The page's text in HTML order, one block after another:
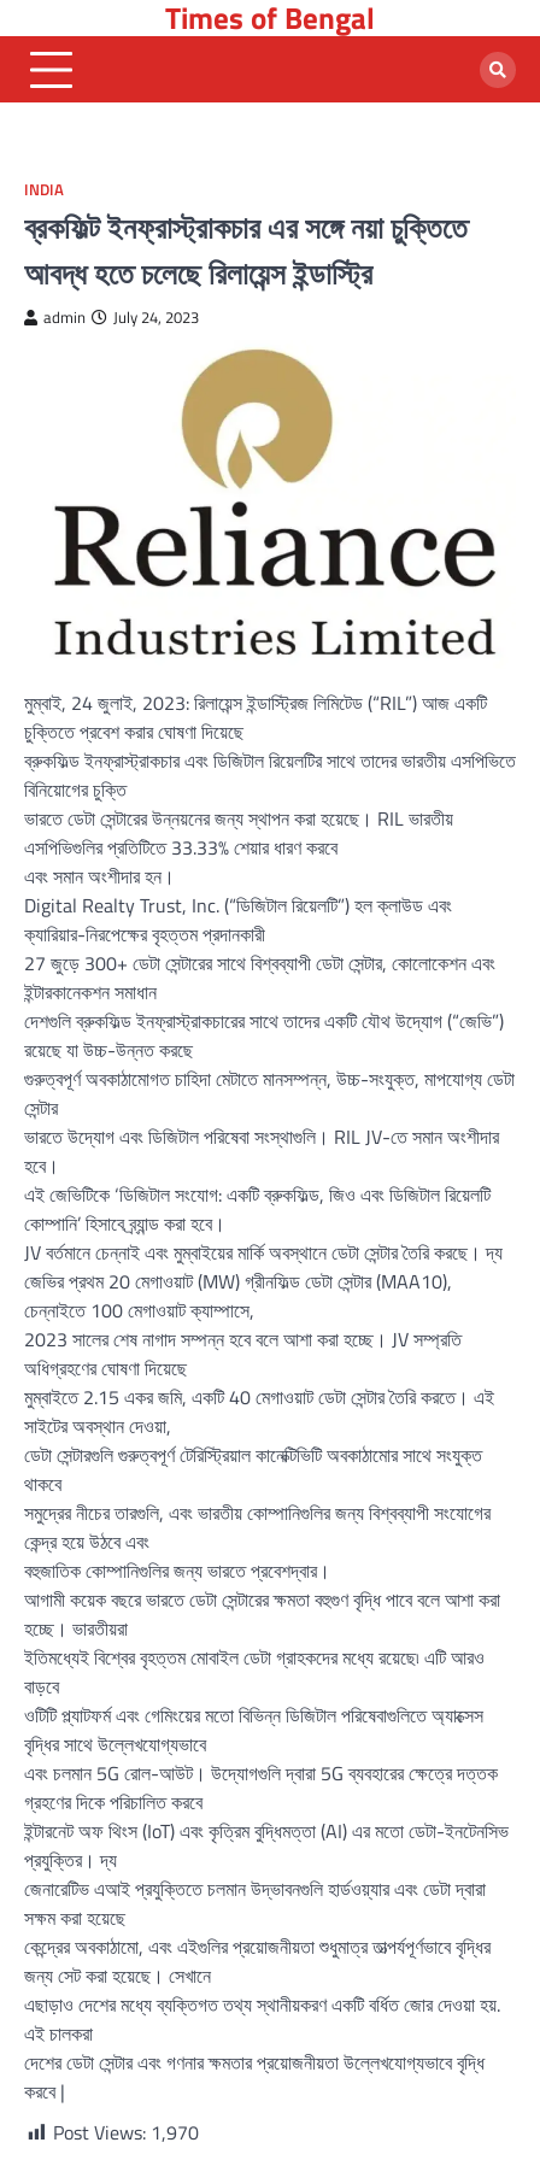
to
content
Times of Bengal
INDIA
ব্রকফিল্ট ইনফ্রাস্ট্রাকচার এর সঙ্গে নয়া চুক্তিতে
আবদ্ধ হতে চলেছে রিলায়েন্স ইন্ডাস্ট্রি
admin July 24, 2023
মুম্বাই, 24 জুলাই, 2023: রিলায়েন্স ইন্ডাস্ট্রিজ লিমিটেড (“RIL”) আজ একটি
চুক্তিতে প্রবেশ করার ঘোষণা দিয়েছে
ব্রুকফিল্ড ইনফ্রাস্ট্রাকচার এবং ডিজিটাল রিয়েলটির সাথে তাদের ভারতীয় এসপিভিতে
বিনিয়োগের চুক্তি
ভারতে ডেটা সেন্টারের উন্নয়নের জন্য স্থাপন করা হয়েছে। RIL ভারতীয়
এসপিভিগুলির প্রতিটিতে 33.33% শেয়ার ধারণ করবে
এবং সমান অংশীদার হন।
Digital Realty Trust, Inc. (“ডিজিটাল রিয়েলটি”) হল ক্লাউড এবং
ক্যারিয়ার-নিরপেক্ষের বৃহত্তম প্রদানকারী
27 জুড়ে 300+ ডেটা সেন্টারের সাথে বিশ্বব্যাপী ডেটা সেন্টার, কোলোকেশন এবং
ইন্টারকানেকশন সমাধান
দেশগুলি ব্রুকফিল্ড ইনফ্রাস্ট্রাকচারের সাথে তাদের একটি যৌথ উদ্যোগ (“জেভি”)
রয়েছে যা উচ্চ-উন্নত করছে
গুরুত্বপূর্ণ অবকাঠামোগত চাহিদা মেটাতে মানসম্পন্ন, উচ্চ-সংযুক্ত, মাপযোগ্য ডেটা
সেন্টার
ভারতে উদ্যোগ এবং ডিজিটাল পরিষেবা সংস্থাগুলি। RIL JV-তে সমান অংশীদার
হবে।
এই জেভিটিকে ‘ডিজিটাল সংযোগ: একটি ব্রুকফিল্ড, জিও এবং ডিজিটাল রিয়েলটি
কোম্পানি’ হিসাবে ব্র্যান্ড করা হবে।
JV বর্তমানে চেন্নাই এবং মুম্বাইয়ের মার্কি অবস্থানে ডেটা সেন্টার তৈরি করছে। দ্য
জেভির প্রথম 20 মেগাওয়াট (MW) গ্রীনফিল্ড ডেটা সেন্টার (MAA10),
চেন্নাইতে 100 মেগাওয়াট ক্যাম্পাসে,
2023 সালের শেষ নাগাদ সম্পন্ন হবে বলে আশা করা হচ্ছে। JV সম্প্রতি
অধিগ্রহণের ঘোষণা দিয়েছে
মুম্বাইতে 2.15 একর জমি, একটি 40 মেগাওয়াট ডেটা সেন্টার তৈরি করতে। এই
সাইটের অবস্থান দেওয়া,
ডেটা সেন্টারগুলি গুরুত্বপূর্ণ টেরিস্ট্রিয়াল কানেক্টিভিটি অবকাঠামোর সাথে সংযুক্ত
থাকবে
সমুদ্রের নীচের তারগুলি, এবং ভারতীয় কোম্পানিগুলির জন্য বিশ্বব্যাপী সংযোগের
কেন্দ্র হয়ে উঠবে এবং
বহুজাতিক কোম্পানিগুলির জন্য ভারতে প্রবেশদ্বার।
আগামী কয়েক বছরে ভারতে ডেটা সেন্টারের ক্ষমতা বহুগুণ বৃদ্ধি পাবে বলে আশা করা
হচ্ছে। ভারতীয়রা
ইতিমধ্যেই বিশ্বের বৃহত্তম মোবাইল ডেটা গ্রাহকদের মধ্যে রয়েছে৷ এটি আরও
বাড়বে
ওটিটি প্ল্যাটফর্ম এবং গেমিংয়ের মতো বিভিন্ন ডিজিটাল পরিষেবাগুলিতে অ্যাক্সেস
বৃদ্ধির সাথে উল্লেখযোগ্যভাবে
এবং চলমান 5G রোল-আউট। উদ্যোগগুলি দ্বারা 5G ব্যবহারের ক্ষেত্রে দত্তক
গ্রহণের দিকে পরিচালিত করবে
ইন্টারনেট অফ থিংস (IoT) এবং কৃত্রিম বুদ্ধিমত্তা (AI) এর মতো ডেটা-ইনটেনসিভ
প্রযুক্তির। দ্য
জেনারেটিভ এআই প্রযুক্তিতে চলমান উদ্ভাবনগুলি হার্ডওয়্যার এবং ডেটা দ্বারা
সক্ষম করা হয়েছে
কেন্দ্রের অবকাঠামো, এবং এইগুলির প্রয়োজনীয়তা শুধুমাত্র তাত্পর্যপূর্ণভাবে বৃদ্ধির
জন্য সেট করা হয়েছে। সেখানে
এছাড়াও দেশের মধ্যে ব্যক্তিগত তথ্য স্থানীয়করণ একটি বর্ধিত জোর দেওয়া হয়.
এই চালকরা
দেশের ডেটা সেন্টার এবং গণনার ক্ষমতার প্রয়োজনীয়তা উল্লেখযোগ্যভাবে বৃদ্ধি
করবে |
Post Views: 1,970